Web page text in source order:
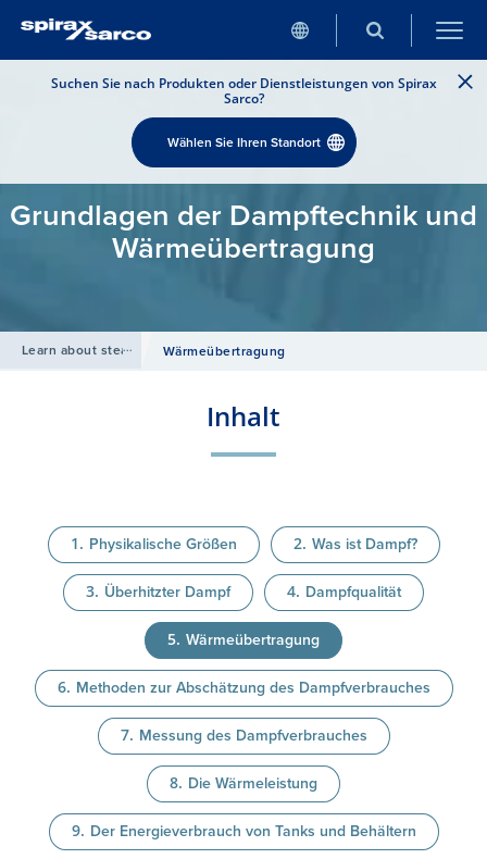
Suchen Sie nach Produkten oder Dienstleistungen von Spirax
Sarco?
Wählen Sie Ihren Standort
Grundlagen der Dampftechnik und
Wärmeübertragung
Learn about steam Wärmeübertragung
Inhalt
Physikalische Größen Was ist Dampf?
Überhitzter Dampf Dampfqualität
Wärmeübertragung
Methoden zur Abschätzung des Dampfverbrauches
Messung des Dampfverbrauches
Die Wärmeleistung
Der Energieverbrauch von Tanks und Behältern